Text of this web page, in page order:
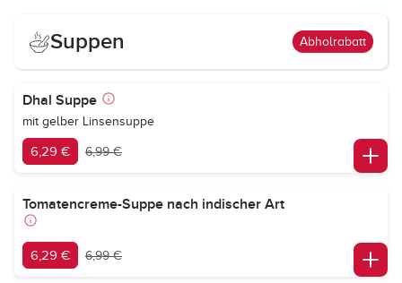
Suppen Abholrabatt
Dhal Suppe
mit gelber Linsensuppe
6,29 € 6,99 €
Tomatencreme-Suppe nach indischer Art
6,29 € 6,99 €